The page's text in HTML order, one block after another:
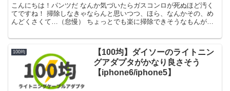
こんにちは！パンツだ なんか気づいたらガスコンロが死ぬほど汚く
てですね！ 掃除しなきゃならんと思いつつ、ほら、なんかその、め
んどくさくて…（怠慢） ちょっとでも楽に掃除できそうなもんがな
100均
【100均】ダイソーのライトニン
グアダプタがかなり良さそう
【iphone6/iphone5】